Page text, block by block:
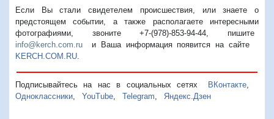
Если Вы стали свидетелем происшествия, или знаете о
предстоящем событии, а также располагаете интересными
фотографиями, звоните +7-(978)-853-94-44, пишите
info@kerch.com.ru и Ваша информация появится на сайте
KERCH.COM.RU
Подписывайтесь на нас в социальных сетях ВКонтакте,
Одноклассники
YouTube Telegram Яндекс.Дзен